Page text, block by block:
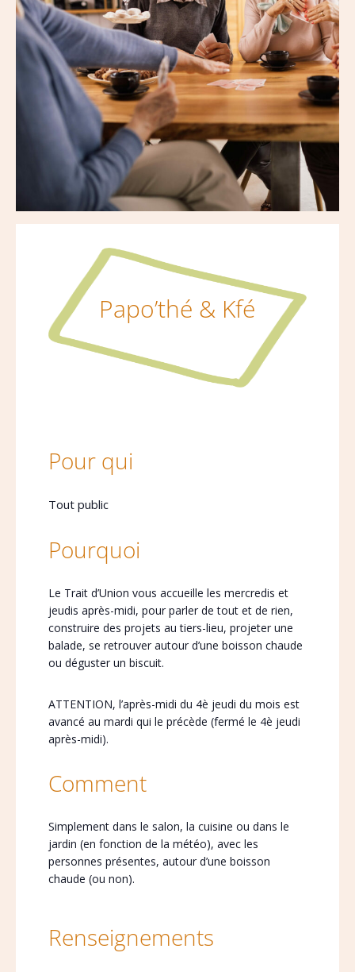
Papo’thé & Kfé
Pour qui
Tout public
Pourquoi
Le Trait d’Union vous accueille les mercredis et
jeudis après-midi, pour parler de tout et de rien,
construire des projets au tiers-lieu, projeter une
balade, se retrouver autour d’une boisson chaude
ou déguster un biscuit.
ATTENTION, l’après-midi du 4è jeudi du mois est
avancé au mardi qui le précède (fermé le 4è jeudi
après-midi).
Comment
Simplement dans le salon, la cuisine ou dans le
jardin (en fonction de la météo), avec les
personnes présentes, autour d’une boisson
chaude (ou non).
Renseignements